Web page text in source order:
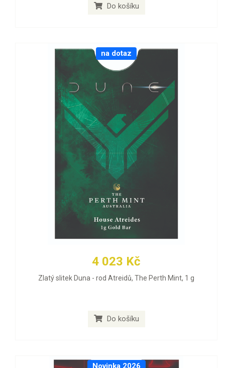
Do košíku
na dotaz
4 023 Kč
Zlatý slitek Duna - rod Atreidů, The Perth Mint, 1 g
Do košíku
Novinka 2026